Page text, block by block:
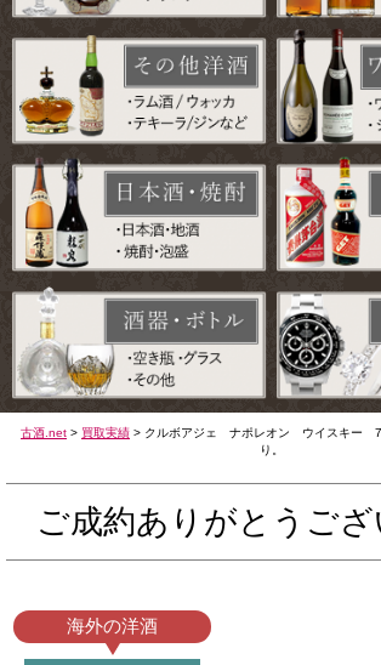
古酒.net > 買取実績 > クルボアジェ ナポレオン ウイスキー
り。
ご成約ありがとうござ
海外の洋酒